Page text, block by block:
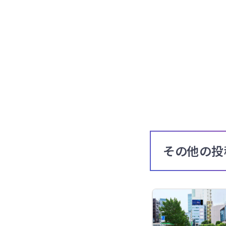
その他の